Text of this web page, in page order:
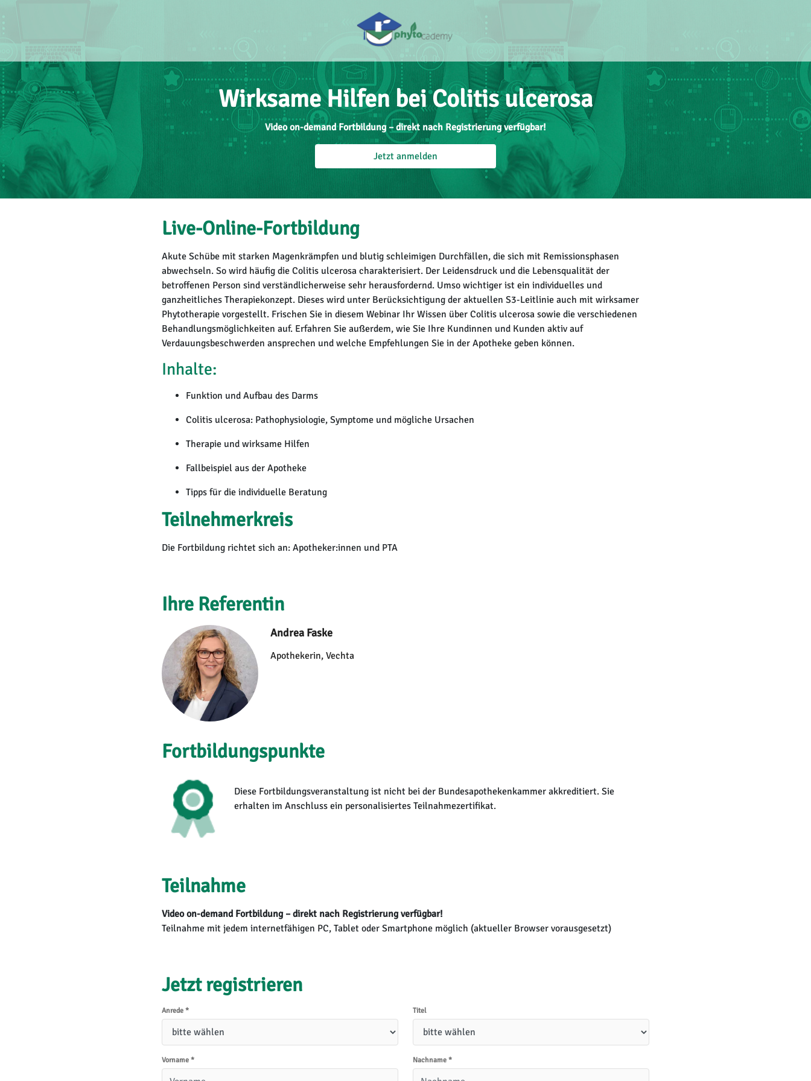
Wirksame Hilfen bei Colitis ulcerosa
Video on-demand Fortbildung – direkt nach Registrierung verfügbar!
Jetzt anmelden
Live-Online-Fortbildung
Akute Schübe mit starken Magenkrämpfen und blutig schleimigen Durchfällen, die sich mit Remissionsphasen
abwechseln. So wird häufig die Colitis ulcerosa charakterisiert. Der Leidensdruck und die Lebensqualität der
betroffenen Person sind verständlicherweise sehr herausfordernd. Umso wichtiger ist ein individuelles und
ganzheitliches Therapiekonzept. Dieses wird unter Berücksichtigung der aktuellen S3-Leitlinie auch mit wirksamer
Phytotherapie vorgestellt. Frischen Sie in diesem Webinar Ihr Wissen über Colitis ulcerosa sowie die verschiedenen
Behandlungsmöglichkeiten auf. Erfahren Sie außerdem, wie Sie Ihre Kundinnen und Kunden aktiv auf
Verdauungsbeschwerden ansprechen und welche Empfehlungen Sie in der Apotheke geben können.
Inhalte:
Funktion und Aufbau des Darms
Colitis ulcerosa: Pathophysiologie, Symptome und mögliche Ursachen
Therapie und wirksame Hilfen
Fallbeispiel aus der Apotheke
Tipps für die individuelle Beratung
Teilnehmerkreis
Die Fortbildung richtet sich an: Apotheker:innen und PTA
Ihre Referentin
Andrea Faske
Apothekerin, Vechta
Fortbildungspunkte
Diese Fortbildungsveranstaltung ist nicht bei der Bundesapothekenkammer akkreditiert. Sie
erhalten im Anschluss ein personalisiertes Teilnahmezertifikat.
Teilnahme
Video on-demand Fortbildung – direkt nach Registrierung verfügbar!
Teilnahme mit jedem internetfähigen PC, Tablet oder Smartphone möglich (aktueller Browser vorausgesetzt)
Jetzt registrieren
Anrede * Titel
Vorname * Nachname *